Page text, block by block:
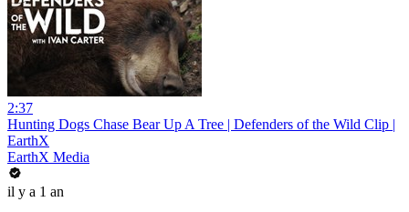
2:37
Hunting Dogs Chase Bear Up A Tree | Defenders of the Wild Clip |
EarthX
EarthX Media
il y a 1 an